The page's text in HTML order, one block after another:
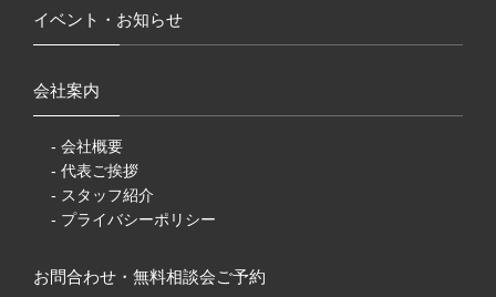
イベント・お知らせ
会社案内
- 会社概要
- 代表ご挨拶
- スタッフ紹介
- プライバシーポリシー
お問合わせ・無料相談会ご予約